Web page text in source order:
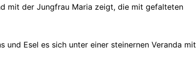
mit der Jungfrau Maria zeigt, die mit gefalteten
und Esel es sich unter einer steinernen Veranda mit